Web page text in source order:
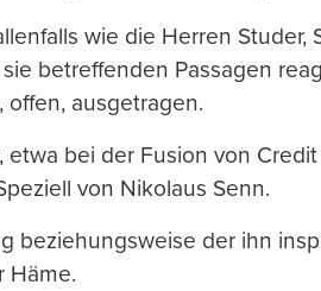
wie die Herren Studer,
betreffenden Passagen
ausgetragen.
bei der Fusion von
von Nikolaus Senn.
beziehungsweise der ihn
Häme.